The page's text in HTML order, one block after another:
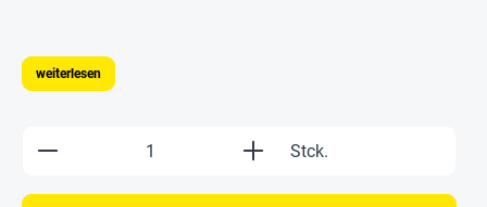
weiterlesen
Produkt Anzahl: Gib den gewünschten
Stck.